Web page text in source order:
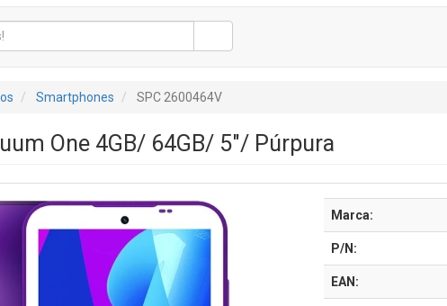
Smartphones SPC 2600464V
One 4GB/ 64GB/ 5"/ Púrpura
Marca:
P/N:
EAN: